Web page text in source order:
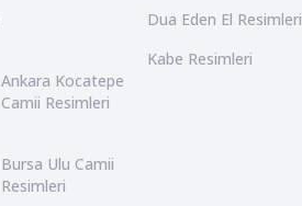
Dua Eden El Resimleri
Ankara Kocatepe
Camii Resimleri
Bursa Ulu Camii
Resimleri
Kabe Resimleri